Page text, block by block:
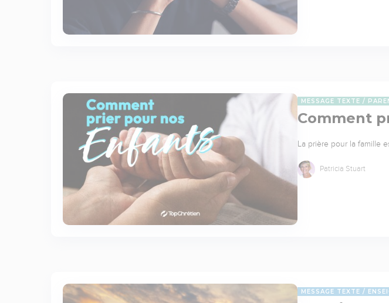
MESSAGE TEXTE
Comment
La prière pour la famille
Patricia Stuart
MESSAGE TEXTE